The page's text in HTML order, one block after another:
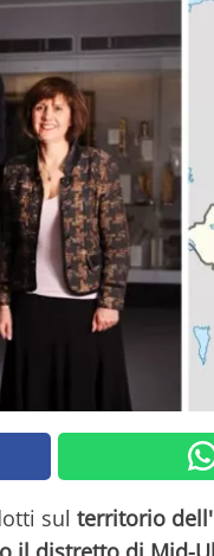
sul territorio